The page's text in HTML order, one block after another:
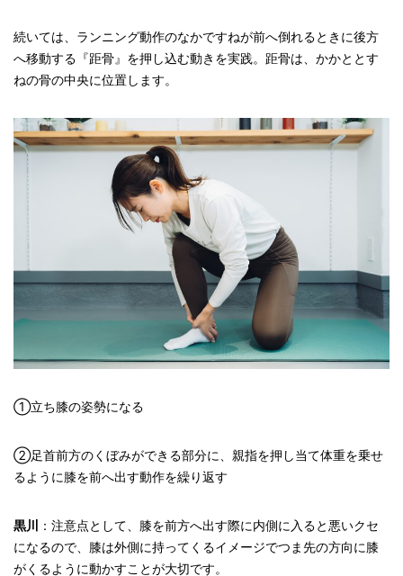
続いては、ランニング動作のなかですねが前へ倒れるときに後方
へ移動する『距骨』を押し込む動きを実践。距骨は、かかととす
ねの骨の中央に位置します。
①立ち膝の姿勢になる
②足首前方のくぼみができる部分に、親指を押し当て体重を乗せ
るように膝を前へ出す動作を繰り返す
黒川
：注意点として、膝を前方へ出す際に内側に入ると悪いクセ
になるので、膝は外側に持ってくるイメージでつま先の方向に膝
がくるように動かすことが大切です。